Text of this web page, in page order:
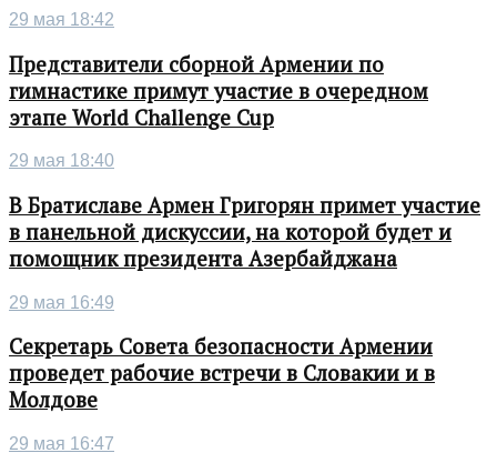
29 мая 18:42
Представители сборной Армении по
гимнастике примут участие в очередном
этапе World Challenge Cup
29 мая 18:40
В Братиславе Армен Григорян примет участие
в панельной дискуссии, на которой будет и
помощник президента Азербайджана
29 мая 16:49
Секретарь Совета безопасности Армении
проведет рабочие встречи в Словакии и в
Молдове
29 мая 16:47